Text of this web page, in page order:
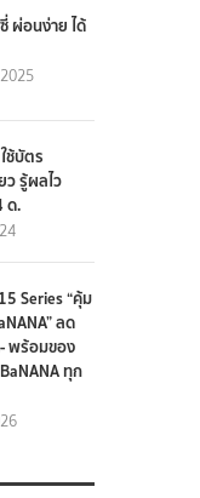
ผ่อนง่าย ได้
ช้บัตร
ว รู้ผลไว
ด.
Series “คุ้ม
ลด
พร้อมของ
ทุก